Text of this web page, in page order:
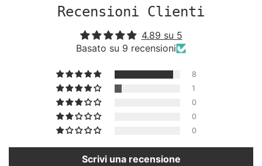
Recensioni Clienti
4.89 su 5
Basato su 9 recensioni
8
1
0
0
0
Scrivi una recensione